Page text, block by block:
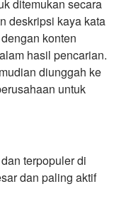
ditemukan secara
deskripsi kaya kata
konten
hasil pencarian.
diunggah ke
untuk
terpopuler di
dan paling aktif